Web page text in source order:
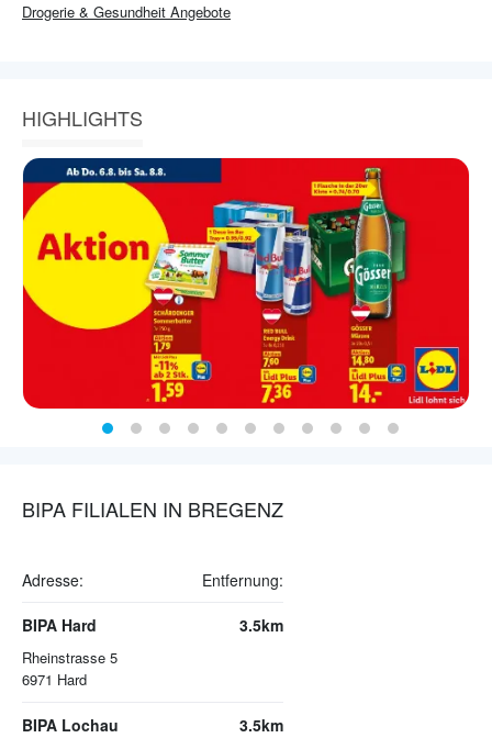
Drogerie & Gesundheit Angebote
HIGHLIGHTS
BIPA FILIALEN IN BREGENZ
Adresse: Entfernung:
BIPA Hard
Rheinstrasse 5
6971 Hard
3.5km
BIPA Lochau 3.5km